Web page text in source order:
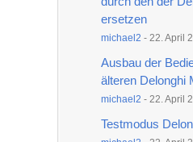
ersetzen
michael2 - 22. April
Ausbau der
älteren Delonghi
michael2 - 22. April
Testmodus